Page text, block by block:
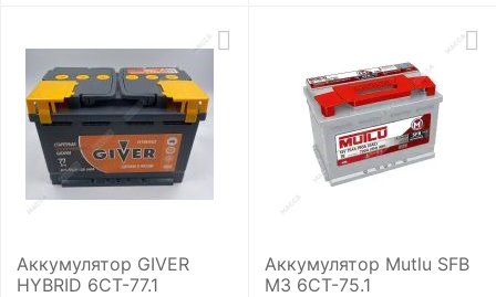
Аккумулятор GIVER
HYBRID 6СТ-77.1
Аккумулятор Mutlu SFB
M3 6СТ-75.1